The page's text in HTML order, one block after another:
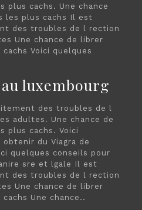
plus cachs. Une chance
les plus cachs Il est
des troubles de l rection
Une chance de librer
Voici quelques
luxembourg
des troubles de l
adultes. Une chance de
plus cachs. Voici
du Viagra de
quelques conseils pour
sre et lgale Il est
des troubles de l rection
Une chance de librer
Une chance..